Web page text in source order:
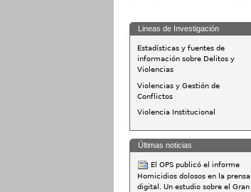
Lineas de Investigación
Estadísticas y fuentes de
información sobre Delitos y
Violencias
Violencias y Gestión de
Conflictos
Violencia Institucional
Últimas noticias
El OPS publicó el informe
Homicidios dolosos en la prensa
digital. Un estudio sobre el Gran